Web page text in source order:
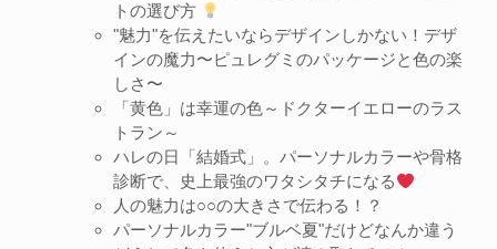
トの選び方
"魅力"を伝えたいならデザインしかない！デザ
インの魔力〜ピュレグミのパッケージと色の楽
しさ〜
「黄色」は幸運の色～ドクターイエローのラス
トラン～
ハレの日「結婚式」。パーソナルカラーや骨格
診断で、史上最強のワタシタチになる
人の魅力は○○の大きさで伝わる！？
パーソナルカラー"ブルベ夏"だけどなんか違う